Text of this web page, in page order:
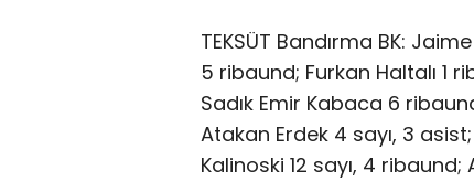
TEKSÜT Bandırma BK:
5 ribaund; Furkan Haltalı 1
Sadık Emir Kabaca 6
Atakan Erdek 4 sayı, 3
Kalinoski 12 sayı, 4 ribaund;